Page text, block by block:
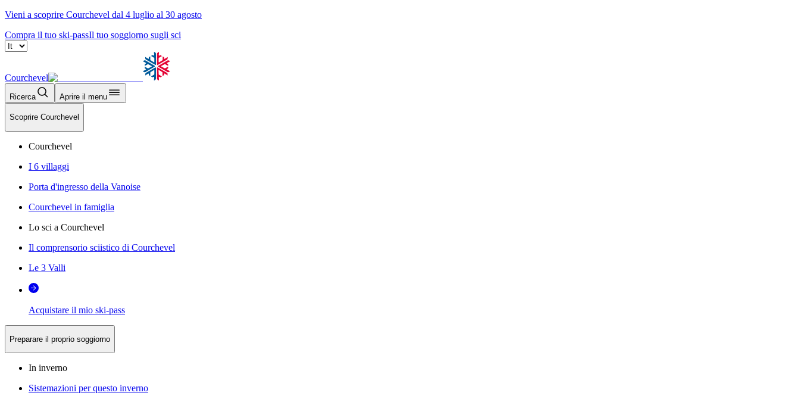
Vieni a scoprire Courchevel dal 4 luglio al 30 agosto
Compra il tuo ski-passIl tuo soggiorno sugli sci
Courchevel
Ricerca Aprire il menu
Scoprire Courchevel
Courchevel
I 6 villaggi
Porta d'ingresso della Vanoise
Courchevel in famiglia
Lo sci a Courchevel
Il comprensorio sciistico di Courchevel
Le 3 Valli
Acquistare il mio ski-pass
Preparare il proprio soggiorno
In inverno
Sistemazioni per questo inverno